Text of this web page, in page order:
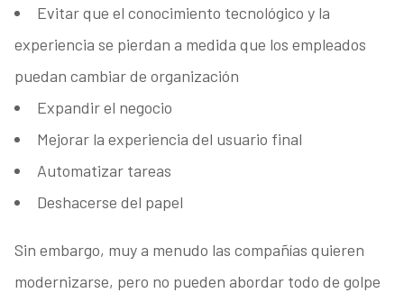
Evitar que el conocimiento tecnológico y la
experiencia se pierdan a medida que los empleados
puedan cambiar de organización
Expandir el negocio
Mejorar la experiencia del usuario final
Automatizar tareas
Deshacerse del papel
Sin embargo, muy a menudo las compañías quieren
modernizarse, pero no pueden abordar todo de golpe